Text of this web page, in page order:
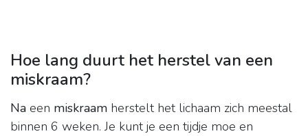
Hoe lang duurt het herstel van een
miskraam?
Na een miskraam herstelt het lichaam zich meestal
binnen 6 weken. Je kunt je een tijdje moe en